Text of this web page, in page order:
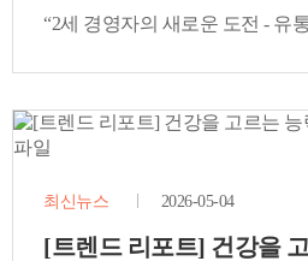
“2세 경영자의 새로운 도전 - 유
최신뉴스 2026-05-04
[트렌드 리포트] 건강을